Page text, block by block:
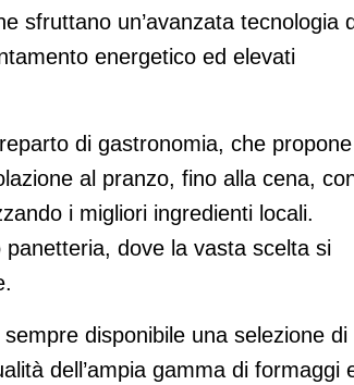
sfruttano un’avanzata tecnologia
energetico ed elevati
di gastronomia, che propone
al pranzo, fino alla cena,
i migliori ingredienti locali.
dove la vasta scelta si
disponibile una selezione di
dell’ampia gamma di formaggi